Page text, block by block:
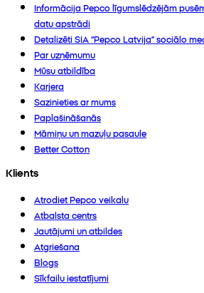
Informācija Pepco līgumslēdzējām
datu apstrādi
Detalizēti SIA “Pepco Latvija” sociālo
Par uzņēmumu
Mūsu atbildība
Karjera
Sazinieties ar mums
Paplašināšanās
Māmiņu un mazuļu pasaule
Better Cotton
Klients
Atrodiet Pepco veikalu
Atbalsta centrs
Jautājumi un atbildes
Atgriešana
Blogs
Sīkfailu iestatījumi